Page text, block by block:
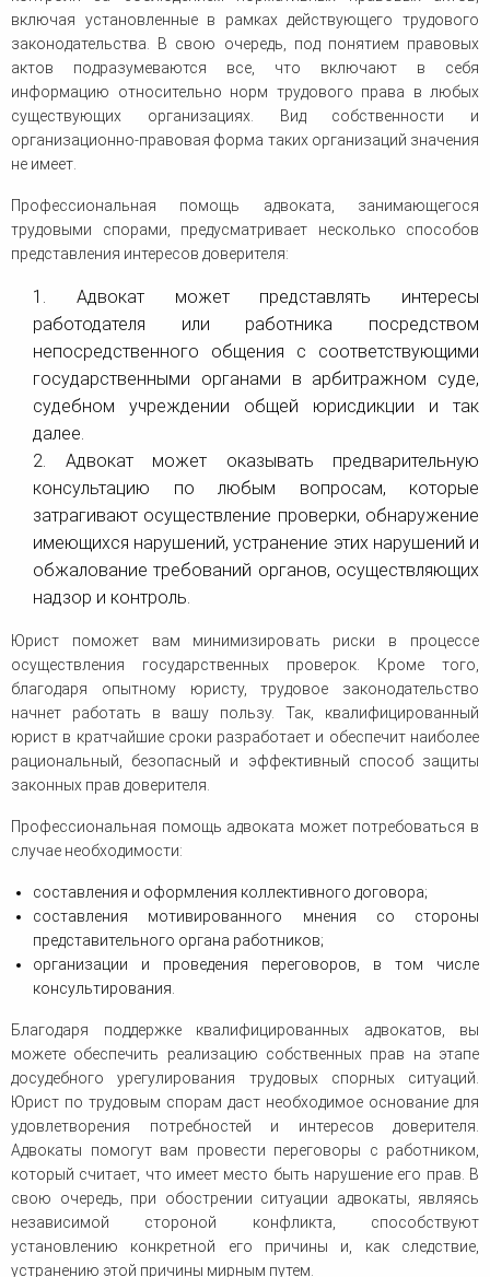
включая установленные в рамках действующего трудового
законодательства. В свою очередь, под понятием правовых
актов подразумеваются все, что включают в себя
информацию относительно норм трудового права в любых
существующих организациях. Вид собственности и
организационно-правовая форма таких организаций значения
не имеет.
Профессиональная помощь адвоката, занимающегося
трудовыми спорами, предусматривает несколько способов
представления интересов доверителя:
1. Адвокат может представлять интересы
работодателя или работника посредством
непосредственного общения с соответствующими
государственными органами в арбитражном суде,
судебном учреждении общей юрисдикции и так
далее.
2. Адвокат может оказывать предварительную
консультацию по любым вопросам, которые
затрагивают осуществление проверки, обнаружение
имеющихся нарушений, устранение этих нарушений и
обжалование требований органов, осуществляющих
надзор и контроль.
Юрист поможет вам минимизировать риски в процессе
осуществления государственных проверок. Кроме того,
благодаря опытному юристу, трудовое законодательство
начнет работать в вашу пользу. Так, квалифицированный
юрист в кратчайшие сроки разработает и обеспечит наиболее
рациональный, безопасный и эффективный способ защиты
законных прав доверителя.
Профессиональная помощь адвоката может потребоваться в
случае необходимости:
составления и оформления коллективного договора;
составления мотивированного мнения со стороны
представительного органа работников;
организации и проведения переговоров, в том числе
консультирования.
Благодаря поддержке квалифицированных адвокатов, вы
можете обеспечить реализацию собственных прав на этапе
досудебного урегулирования трудовых спорных ситуаций.
Юрист по трудовым спорам даст необходимое основание для
удовлетворения потребностей и интересов доверителя.
Адвокаты помогут вам провести переговоры с работником,
который считает, что имеет место быть нарушение его прав. В
свою очередь, при обострении ситуации адвокаты, являясь
независимой стороной конфликта, способствуют
установлению конкретной его причины и, как следствие,
устранению этой причины мирным путем.